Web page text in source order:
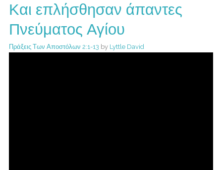
Και επλήσθησαν άπαντες
Πνεύματος Αγίου
Πράξεις Των Αποστόλων 2:1-13 by Lyttle David